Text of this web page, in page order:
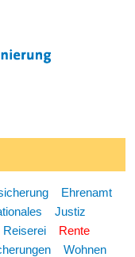
Ehrenamt
Justiz
Reiserei
Rente
Wohnen